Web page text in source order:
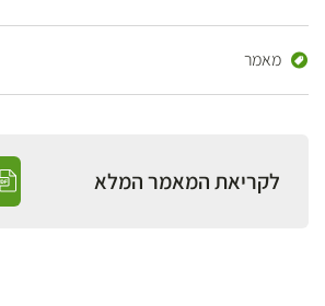
מאמר
לקריאת המאמר המלא